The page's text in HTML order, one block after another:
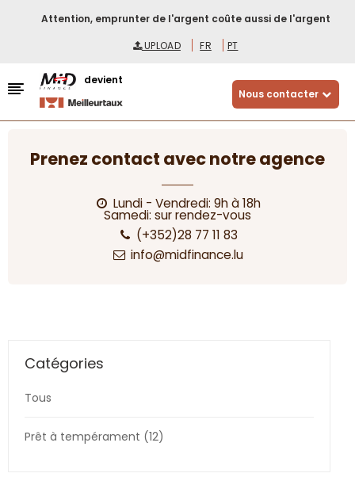
Attention, emprunter de l'argent coûte aussi de l'argent
UPLOAD
FR PT
devient
Nous contacter
Prenez contact avec notre agence
Lundi - Vendredi: 9h à 18h
Samedi: sur rendez-vous
(+352)28 77 11 83
info@midfinance.lu
Catégories
Tous
Prêt à tempérament (12)